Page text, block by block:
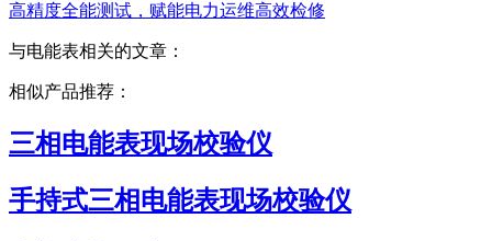
高精度全能测试，赋能电力运维高效检修
与电能表相关的文章：
相似产品推荐：
三相电能表现场校验仪
手持式三相电能表现场校验仪